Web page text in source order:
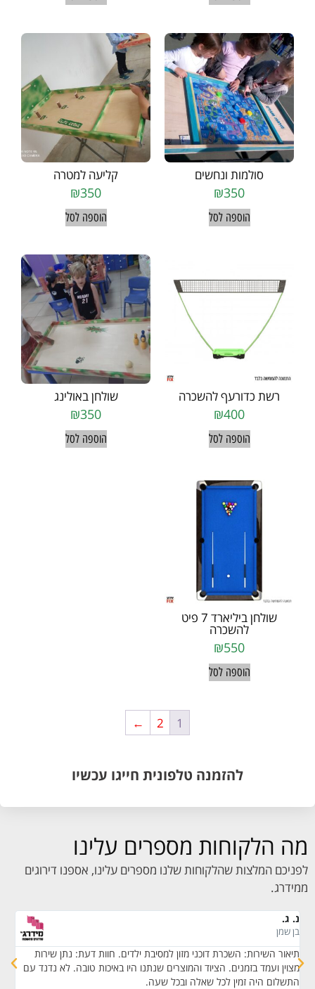
סולמות ונחשים
₪350
הוספה לסל
קליעה למטרה
₪350
הוספה לסל
רשת כדורעף להשכרה
₪400
הוספה לסל
שולחן באולינג
₪350
הוספה לסל
שולחן ביליארד 7 פיט
להשכרה
₪550
הוספה לסל
1
2
←
להזמנה טלפונית חייגו עכשיו
מה הלקוחות מספרים עלינו
לפניכם המלצות שהלקוחות שלנו מספרים עלינו, אספנו דירוגים
ממידרג.
נ. ג.
בן שמן
תיאור השירות: השכרת דוכני מזון למסיבת ילדים. חוות דעת: נתן שירות
מצוין ועמד בזמנים. הציוד והמוצרים שנתנו היו באיכות טובה. לא נדנד עם
התשלום היה זמין לכל שאלה ובכל שעה.